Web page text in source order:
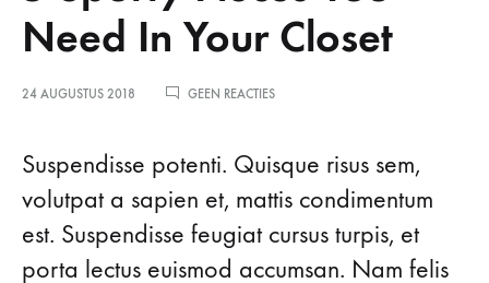
Need In Your Closet
24 AUGUSTUS 2018 GEEN REACTIESOP
YOU
NEED
IN
YOUR
5
Sporty
Pieces
Suspendisse potenti. Quisque risus sem,
volutpat a sapien et, mattis condimentum
est. Suspendisse feugiat cursus turpis, et
porta lectus euismod accumsan. Nam felis